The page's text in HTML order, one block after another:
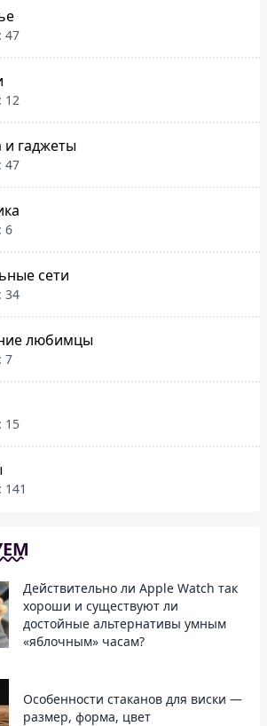
47
12
и гаджеты
47
6
сети
34
любимцы
7
15
Действительно ли Apple Watch так
хороши и существуют ли
достойные альтернативы умным
«яблочным» часам?
Особенности стаканов для виски —
размер, форма, цвет